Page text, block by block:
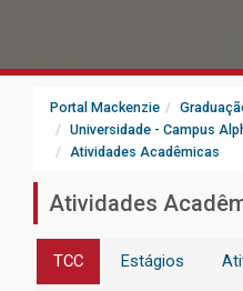
Portal Mackenzie
Universidade - Campus
Atividades Acadêmicas
Atividades
TCC Estágios